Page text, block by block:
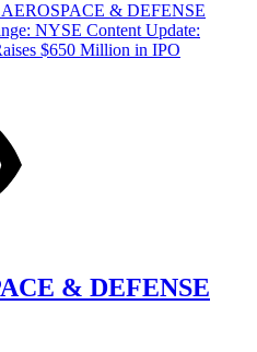
& DEFENSE
NYSE Content Update:
$650 Million in IPO
& DEFENSE